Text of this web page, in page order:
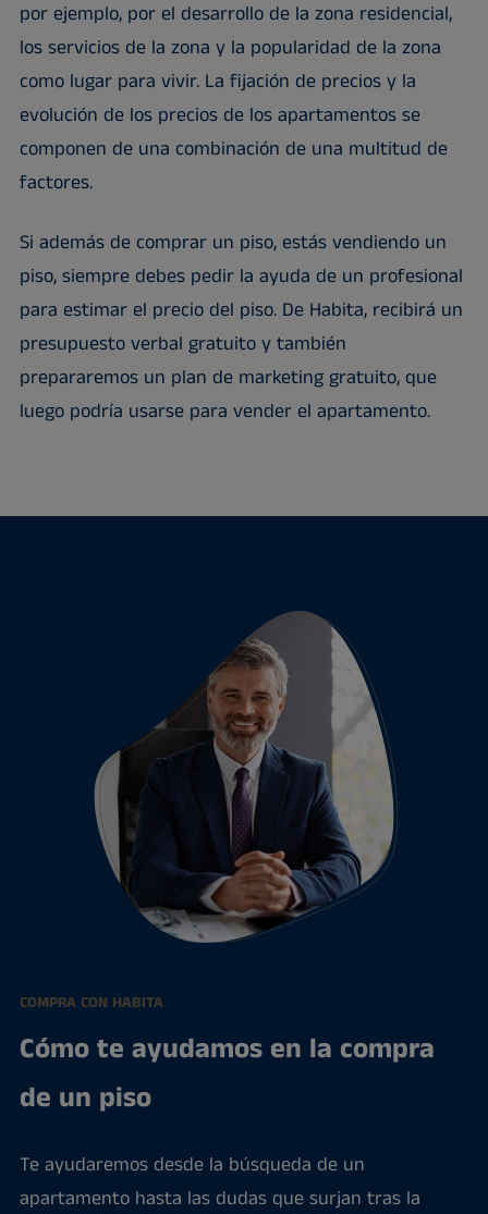
por ejemplo, por el desarrollo de la zona residencial,
los servicios de la zona y la popularidad de la zona
como lugar para vivir. La fijación de precios y la
evolución de los precios de los apartamentos se
componen de una combinación de una multitud de
factores.
Si además de comprar un piso, estás vendiendo un
piso, siempre debes pedir la ayuda de un profesional
para estimar el precio del piso. De Habita, recibirá un
presupuesto verbal gratuito y también
prepararemos un plan de marketing gratuito, que
luego podría usarse para vender el apartamento.
COMPRA CON HABITA
Cómo te ayudamos en la compra
de un piso
Te ayudaremos desde la búsqueda de un
apartamento hasta las dudas que surjan tras la